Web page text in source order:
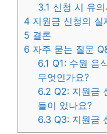
3.1 신청 시 유
4 지원금 신청의 실
5 결론
6 자주 묻는 질문
6.1 Q1: 수원 음
무엇인가요?
6.2 Q2: 지원금
들이 있나요?
6.3 Q3: 지원금